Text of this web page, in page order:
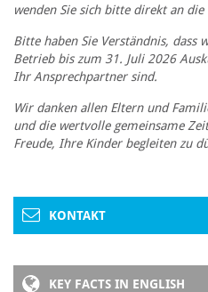
wenden Sie sich bitte direkt an
Bitte haben Sie Verständnis, dass
Betrieb bis zum 31. Juli 2026
Ihr Ansprechpartner sind.
Wir danken allen Eltern und
und die wertvolle gemeinsame
Freude, Ihre Kinder begleiten zu
KONTAKT
KEY FACTS IN ENGLISH